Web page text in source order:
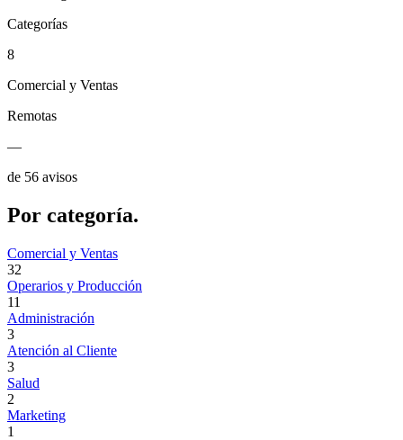
Categorías
8
Comercial y Ventas
Remotas
—
de 56 avisos
Por categoría.
Comercial y Ventas
32
Operarios y Producción
11
Administración
3
Atención al Cliente
3
Salud
2
Marketing
1